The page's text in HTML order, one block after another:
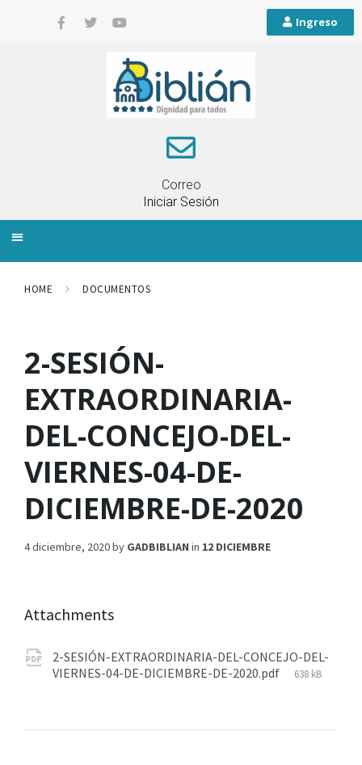
Ingreso
Correo
Iniciar Sesión
HOME DOCUMENTOS
2-SESIÓN-
EXTRAORDINARIA-
DEL-CONCEJO-DEL-
VIERNES-04-DE-
DICIEMBRE-DE-2020
4 diciembre, 2020by GADBIBLIAN in 12 DICIEMBRE
Attachments
2-SESIÓN-EXTRAORDINARIA-DEL-CONCEJO-DEL-
VIERNES-04-DE-DICIEMBRE-DE-2020.pdf
638 kB